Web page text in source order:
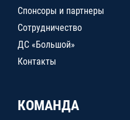
Спонсоры и партнеры
Сотрудничество
ДС «Большой»
Контакты
КОМАНДА